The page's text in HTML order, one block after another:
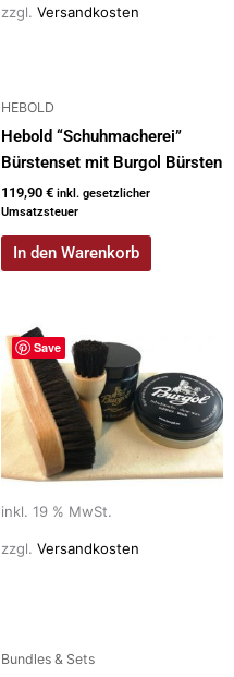
zzgl. Versandkosten
HEBOLD
Hebold “Schuhmacherei”
Bürstenset mit Burgol Bürsten
119,90 € inkl. gesetzlicher
Umsatzsteuer
In den Warenkorb
Save
inkl. 19 % MwSt.
zzgl. Versandkosten
Bundles & Sets